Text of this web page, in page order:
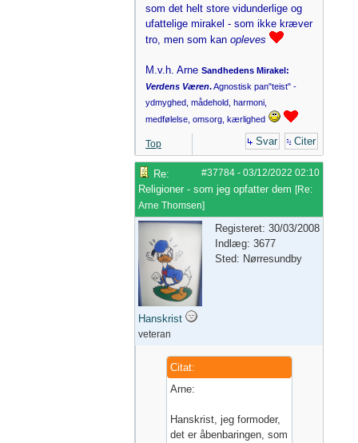
som det helt store vidunderlige og
ufattelige mirakel - som ikke kræver
tro, men som kan opleves
M.v.h. Arne Sandhedens Mirakel:
Verdens Væren.Agnostisk pan"teist" -
ydmyghed, mådehold, harmoni,
medfølelse, omsorg, kærlighed
Top Svar Citer
#37784 - 03/12/2022 02:10
Re:
Religioner - som jeg opfatter dem [Re:
Arne Thomsen]
Hanskrist
veteran
Registeret: 30/03/2008
Indlæg: 3677
Sted: Nørresundby
Citat:
Arne:
Hanskrist, jeg formoder,
det er åbenbaringen, som